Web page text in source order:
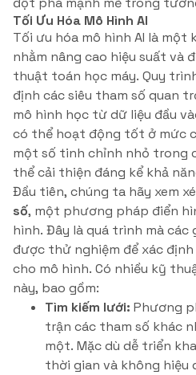
Tối Ưu Hóa Mô Hình AI
Tối ưu hóa mô hình AI là một
nhằm nâng cao hiệu suất và
thuật toán học máy. Quy
định các siêu tham số quan
mô hình học từ dữ liệu đầu
có thể hoạt động tốt ở mức
một số tinh chỉnh nhỏ trong
thể cải thiện đáng kể khả
Đầu tiên, chúng ta hãy xem
số, một phương pháp điển
hình. Đây là quá trình mà
được thử nghiệm để xác
cho mô hình. Có nhiều kỹ
này, bao gồm:
Tìm kiếm lưới: Phương
trận các tham số khác
một. Mặc dù dễ triển
thời gian và không hiệu